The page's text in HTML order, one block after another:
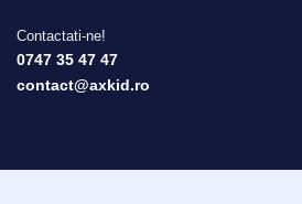
Contactati-ne!
0747 35 47 47
contact@axkid.ro